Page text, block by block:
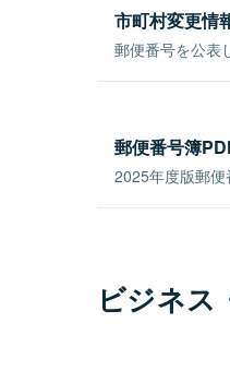
市町村変更情
郵便番号を公表
郵便番号簿
2025年度版郵便
ビジネス